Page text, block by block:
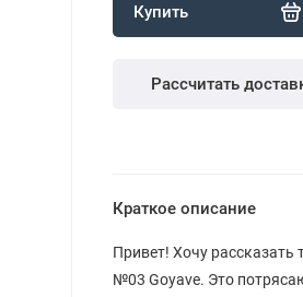
Купить
Рассчитать
Краткое описание
Привет! Хочу рассказать
№03 Goyave. Это